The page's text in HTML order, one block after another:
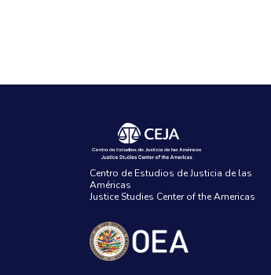
Centro de Estudios de Justicia de las
Américas
Justice Studies Center of the Americas